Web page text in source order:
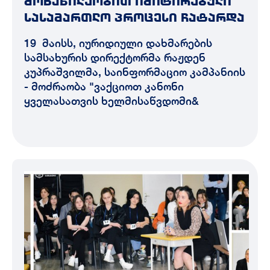
სასამართლო პროცესი ჩატარდა
19 მაისს, იურიდიული დახმარების
სამსახურის დირექტორმა რაჟდენ
კუპრაშვილმა, საინფორმაციო კამპანიის
- მოძრაობა "ვაქციოთ კანონი
ყველასათვის ხელმისაწვდომი&